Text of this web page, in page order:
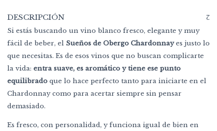
DESCRIPCIÓN
Si estás buscando un vino blanco fresco, elegante y muy
fácil de beber, el Sueños de Obergo Chardonnayes justo lo
que necesitas. Es de esos vinos que no buscan complicarte
la vida: entra suave, es aromático y tiene ese punto
equilibrado que lo hace perfecto tanto para iniciarte en el
Chardonnay como para acertar siempre sin pensar
demasiado.
Es fresco, con personalidad, y funciona igual de bien en